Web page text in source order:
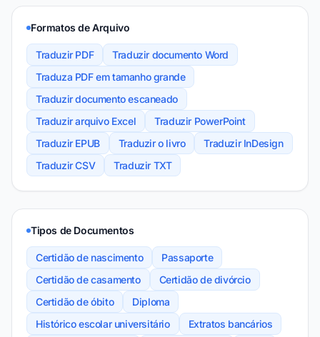
Formatos de Arquivo
Traduzir PDF
Traduzir documento Word
Traduza PDF em tamanho grande
Traduzir documento escaneado
Traduzir arquivo Excel
Traduzir PowerPoint
Traduzir EPUB
Traduzir o livro
Traduzir InDesign
Traduzir CSV
Traduzir TXT
Tipos de Documentos
Certidão de nascimento
Passaporte
Certidão de casamento
Certidão de divórcio
Certidão de óbito
Diploma
Histórico escolar universitário
Extratos bancários